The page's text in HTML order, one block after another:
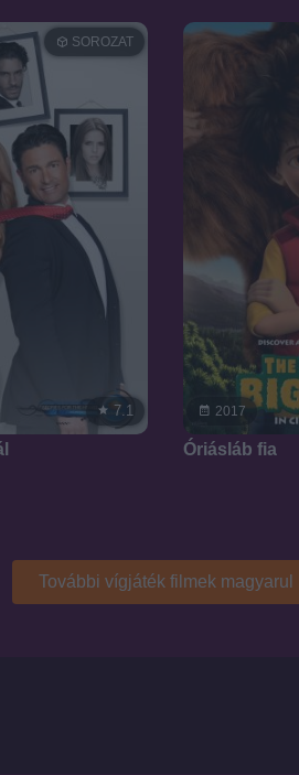
SOROZAT
7.1 2017
Óriásláb fia
További vígjáték filmek magyarul